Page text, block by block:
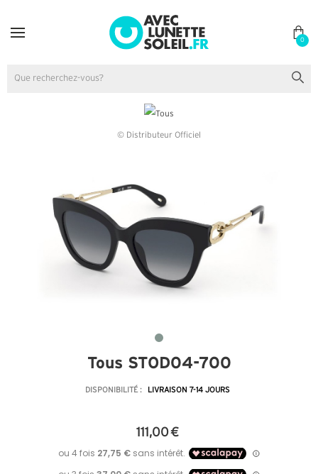
0
© Distributeur Officiel
Tous STOD04-700
DISPONIBILITÉ : LIVRAISON 7-14 JOURS
111,00 €